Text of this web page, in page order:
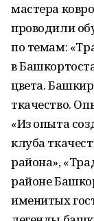
мастера
проводили
по темам:
в
цвета.
ткачество.
«Из опыта
клуба
района»,
районе
именитых